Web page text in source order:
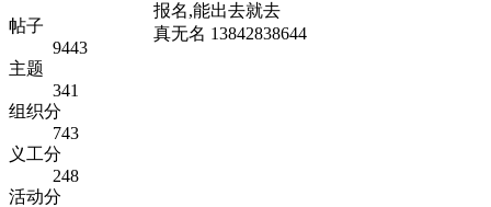
帖子
9443
主题
341
组织分
743
义工分
248
活动分
报名,能出去就去
真无名 13842838644